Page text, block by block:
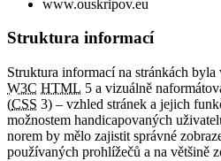
www.ouskripov.eu
Struktura informací
Struktura informací na stránkách
W3C HTML 5 a vizuálně
(CSS 3) – vzhled stránek a jejich
možnostem handicapovaných
norem by mělo zajistit správné
používaných prohlížečů a na většině